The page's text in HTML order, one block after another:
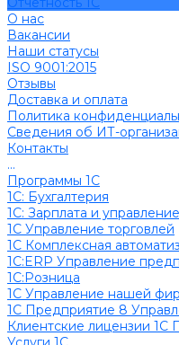
О нас
Вакансии
Наши статусы
ISO 9001:2015
Отзывы
Доставка и оплата
Политика
Сведения об ИТ-
Контакты
...
Программы 1С
1C: Бухгалтерия
1С: Зарплата и
1С Управление торговлей
1С Комплексная
1С:ERP Управление
1С:Розница
1С Управление нашей
1С Предприятие 8
Клиентские лицензии 1С